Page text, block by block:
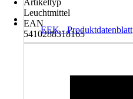
Artikeltyp
Leuchtmittel
EAN
5410288318165
EEK - Produktdatenblatt